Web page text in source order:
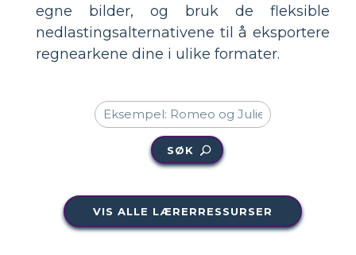
egne bilder, og bruk de fleksible
nedlastingsalternativene til å eksportere
regnearkene dine i ulike formater.
SØK
VIS ALLE LÆRERRESSURSER